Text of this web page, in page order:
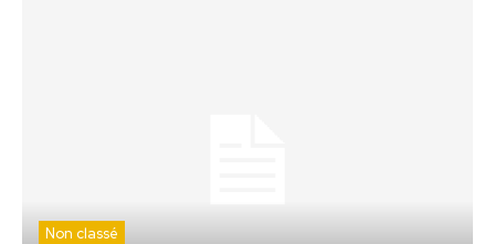
Non classé